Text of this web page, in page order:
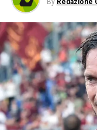
By Redazione